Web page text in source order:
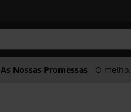
As Nossas Promessas - O melhor atendimento